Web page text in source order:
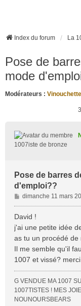
Index du forum La
Pose de
mode
Modérateurs : Vinouchette
1007iste de bronze
Pose de barres
d'emploi??
M
e
s
s
g
e
dimanche 11 mars
David !
j'ai une petite idée
as tu un procédé de
Il me semble qu'il
1007 et vissé?
G VENDUE MA 1007
1007TISTES ! MES
NOUNOURSBEARS